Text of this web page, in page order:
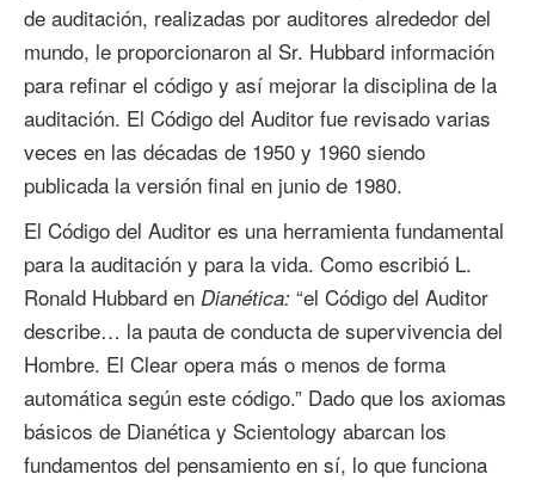
de auditación, realizadas por auditores alrededor del
mundo, le proporcionaron al Sr. Hubbard información
para refinar el código y así mejorar la disciplina de la
auditación. El Código del Auditor fue revisado varias
veces en las décadas de 1950 y 1960 siendo
publicada la versión final en junio de 1980.
El Código del Auditor es una herramienta fundamental
para la auditación y para la vida. Como escribió L.
Ronald Hubbard en Dianética: “el Código del Auditor
describe… la pauta de conducta de supervivencia del
Hombre. El Clear opera más o menos de forma
automática según este código.” Dado que los axiomas
básicos de Dianética y Scientology abarcan los
fundamentos del pensamiento en sí, lo que funciona